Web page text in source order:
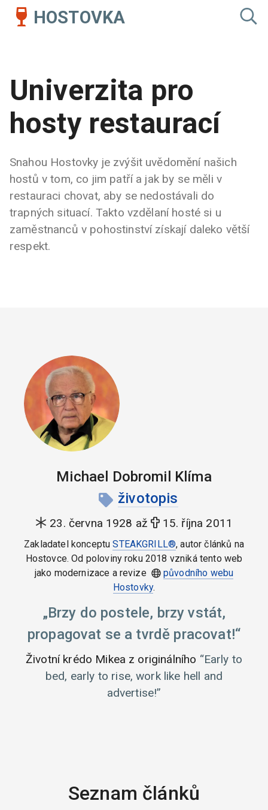
HOSTOVKA
Univerzita pro
hosty restaurací
Snahou Hostovky je zvýšit uvědomění našich
hostů v tom, co jim patří a jak by se měli v
restauraci chovat, aby se nedostávali do
trapných situací. Takto vzdělaní hosté si u
zaměstnanců v pohostinství získají daleko větší
respekt.
Michael Dobromil Klíma
životopis
23. června 1928 až 15. října 2011
Zakladatel konceptuSTEAKGRILL®, autor článků na
Hostovce. Od poloviny roku 2018 vzniká tento web
jako modernizace a revize
původního webu
Hostovky.
Brzy do postele, brzy vstát,
propagovat se a tvrdě pracovat!
Životní krédo Mikea z originálního Early to
bed, early to rise, work like hell and
advertise!
Seznam článků